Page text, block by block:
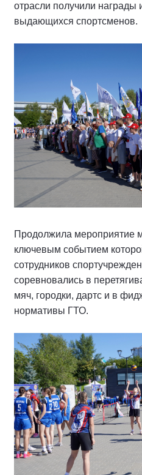
отрасли получили награды
выдающихся спортсменов.
Продолжила мероприятие
ключевым событием
сотрудников
соревновались в
мяч, городки, дартс и в
нормативы ГТО.